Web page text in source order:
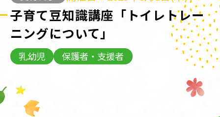
子育て豆知識講座「トイレトレー
ニングについて」
乳幼児 保護者・支援者